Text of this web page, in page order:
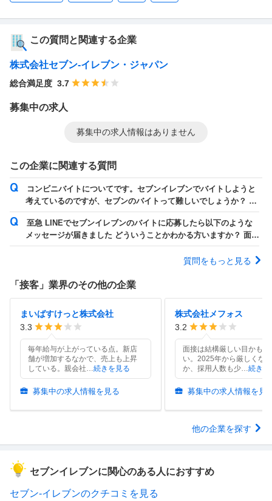
この質問と関連する企業
株式会社セブン-イレブン・ジャパン
総合満足度 3.7
募集中の求人
募集中の求人情報はありません
この企業に関連する質問
コンビニバイトについてです。セブンイレブンでバイトしようと
考えているのですが、セブンのバイトって難しいでしょうか？ 全
コンビニの中で一番オススメと友達に聞...
至急 LINEでセブンイレブンのバイトに応募したら以下のような
メッセージが届きました どういうことかわかる方いますか？ 面接
なしってどういうことですか？不採用？
質問をもっと見る
「 接客 」業界のその他の企業
まいばすけっと株式会社
3.3
毎年給与が上がっている点。新店
舗が増加するなかで、売上も上昇
している。親会社…続きを見る
募集中の求人情報を見る
株式会社メフォス
3.2
面接は結構厳しい目かもし
い。2025年から厳しくな
か、採用人数も少…続きを
募集中の求人情報を見
他の企業を探す
セブンイレブンに関心のある人におすすめ
セブン-イレブンのクチコミを見る